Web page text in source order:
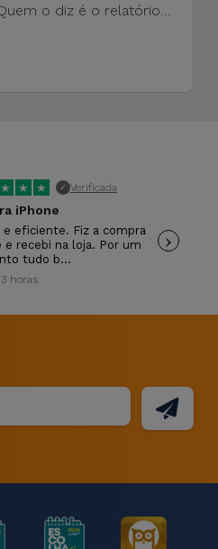
o diz é o relatório
No entanto, há
★ ★ ★ ✓ Verificada
iPhone
e eficiente. Fiz a compra
e recebi na loja. Por um
tudo b…
horas
›